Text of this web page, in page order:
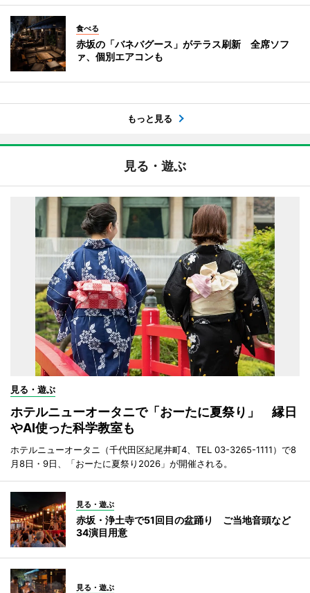
食べる
赤坂の「バネバグース」がテラス刷新 全席ソフ
ァ、個別エアコンも
もっと見る
見る・遊ぶ
見る・遊ぶ
ホテルニューオータニで「おーたに夏祭り」 縁日
やAI使った科学教室も
ホテルニューオータニ（千代田区紀尾井町4、TEL 03-3265-1111）で8
月8日・9日、「おーたに夏祭り2026」が開催される。
見る・遊ぶ
赤坂・浄土寺で51回目の盆踊り ご当地音頭など
34演目用意
見る・遊ぶ